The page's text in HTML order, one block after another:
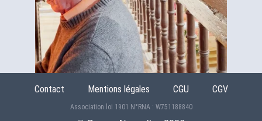
Association loi 1901 N°RNA : W751188840
Contact Mentions légales CGU CGV